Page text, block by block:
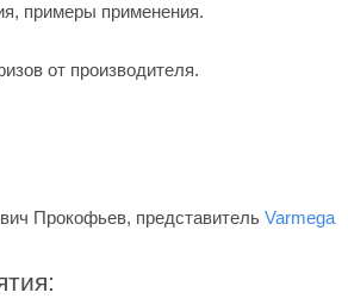
примеры применения.
от производителя.
Прокофьев, представитель Varmega